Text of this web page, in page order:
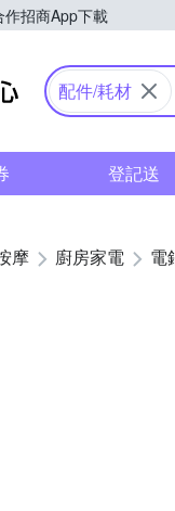
作招商App下載
Yahoo購物中心
配件/耗材
登記送
摩 廚房家電 電